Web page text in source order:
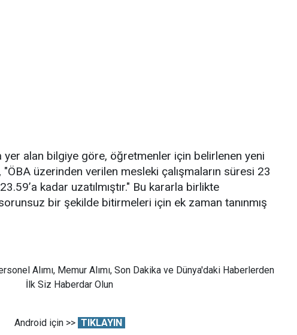
yer alan bilgiye göre, öğretmenler için belirlenen yeni
üzerinden verilen mesleki çalışmaların süresi 23
kadar uzatılmıştır." Bu kararla birlikte
bir şekilde bitirmeleri için ek zaman tanınmış
Alımı, Memur Alımı, Son Dakika ve Dünya'daki Haberlerden
İlk Siz Haberdar Olun
Android için >> TIKLAYIN